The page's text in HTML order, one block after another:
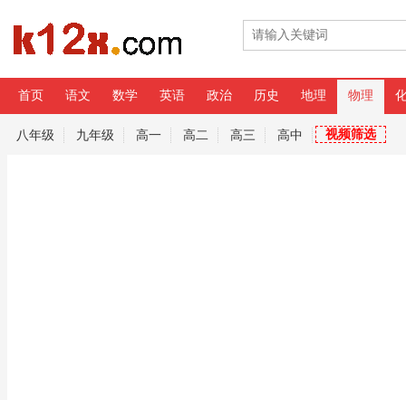
首页 语文 数学 英语 政治 历史 地理 物理
专辑
八年级 九年级 高一 高二 高三 高中 视频筛选